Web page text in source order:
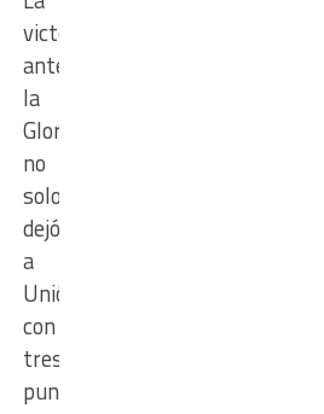
victoria
ante
la
Gloria
no
solo
dejó
a
Unión
con
tres
puntos